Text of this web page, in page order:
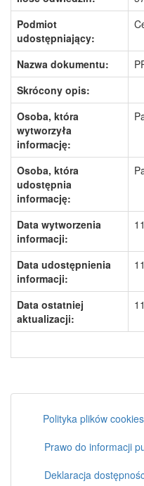
Podmiot
udostępniający:
Nazwa dokumentu:
Skrócony opis:
Osoba, która
wytworzyła
informację:
Osoba, która
udostępnia
informację:
Data wytworzenia
informacji:
Data udostępnienia
informacji:
Data ostatniej
aktualizacji:
Polityka plików cookies
Prawo do informacji
Deklaracja